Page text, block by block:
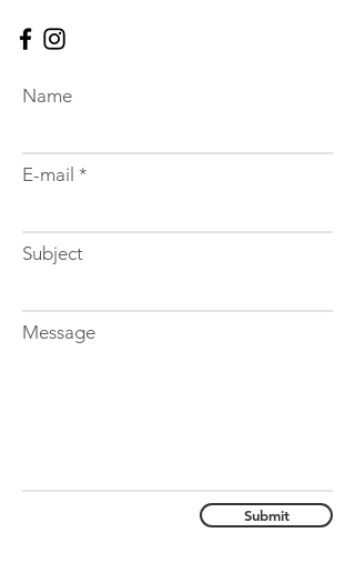
Name
E-mail
Subject
Message
Submit